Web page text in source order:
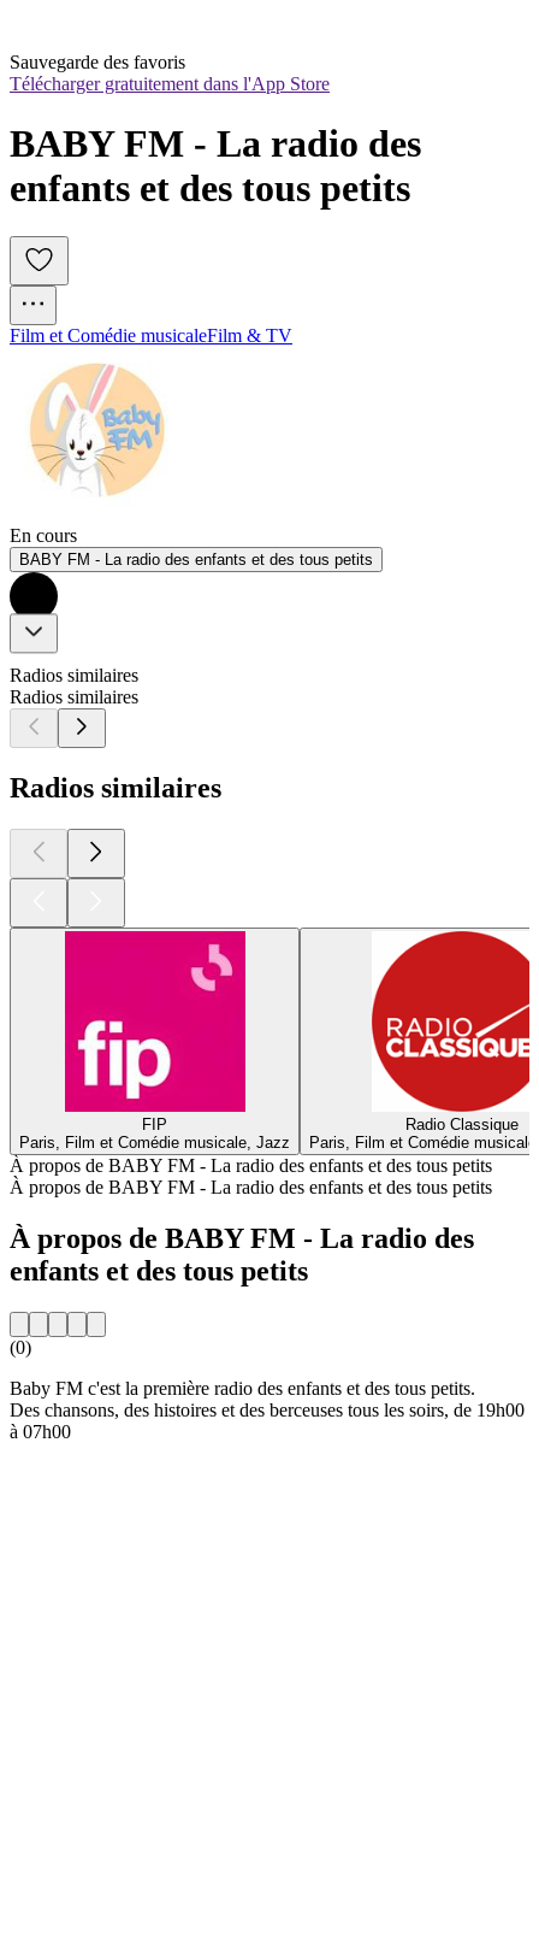
Sauvegarde des favoris
Télécharger gratuitement dans l'App Store
BABY FM - La radio des
enfants et des tous petits
Film et Comédie musicaleFilm & TV
En cours
BABY FM - La radio des enfants et des tous petits
Radios similaires
Radios similaires
Radios similaires
FIP
Paris, Film et Comédie musicale, Jazz
Radio Classique
Paris, Film et Comédie
À propos de BABY FM - La radio des enfants et des tous petits
À propos de BABY FM - La radio des enfants et des tous petits
À propos de BABY FM - La radio des
enfants et des tous petits
(0)
Baby FM c'est la première radio des enfants et des tous petits.
Des chansons, des histoires et des berceuses tous les soirs, de 19h00
à 07h00